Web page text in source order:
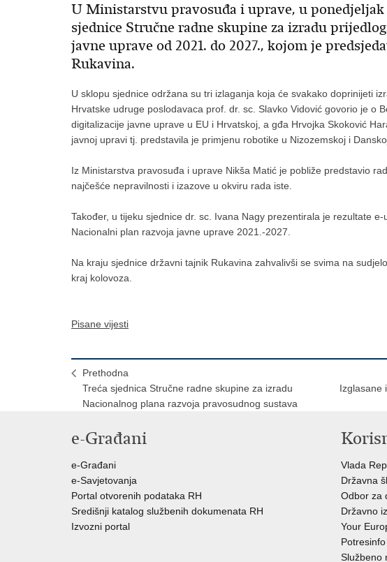
U Ministarstvu pravosuđa i uprave, u
sjednice Stručne radne skupine za izradu
javne uprave od 2021. do 2027., kojom je
Rukavina.
U sklopu sjednice održana su tri izlaganja koja će svakako doprinijeti
Hrvatske udruge poslodavaca prof. dr. sc. Slavko Vidović govorio je o
digitalizacije javne uprave u EU i Hrvatskoj, a gđa Hrvojka Skoković
javnoj upravi tj. predstavila je primjenu robotike u Nizozemskoj i
Iz Ministarstva pravosuđa i uprave Nikša Matić je pobliže predstavio
najčešće nepravilnosti i izazove u okviru rada iste.
Također, u tijeku sjednice dr. sc. Ivana Nagy prezentirala je rezultate
Nacionalni plan razvoja javne uprave 2021.-2027.
Na kraju sjednice državni tajnik Rukavina zahvalivši se svima na
kraj kolovoza.
Pisane vijesti
Prethodna
Treća sjednica Stručne radne skupine za izradu
Nacionalnog plana razvoja pravosudnog sustava
Izglasane
e-Građani
e-Građani
e-Savjetovanja
Portal otvorenih podataka RH
Središnji katalog službenih dokumenata RH
Izvozni portal
Vlada
Državna
Odbor za
Državno
Your
Potresinfo
Službeno